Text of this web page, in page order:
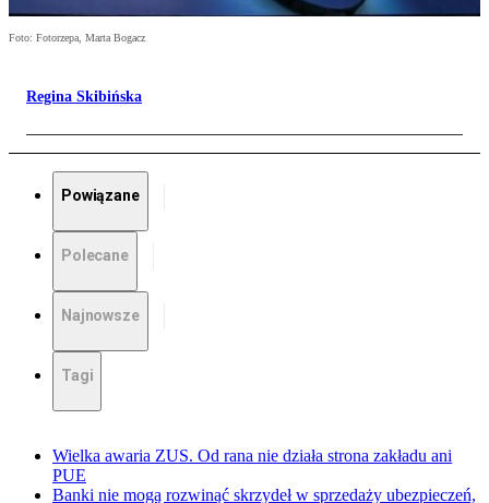
Foto: Fotorzepa, Marta Bogacz
Regina Skibińska
Powiązane
Polecane
Najnowsze
Tagi
Wielka awaria ZUS. Od rana nie działa strona zakładu ani
PUE
Banki nie mogą rozwinąć skrzydeł w sprzedaży ubezpieczeń,